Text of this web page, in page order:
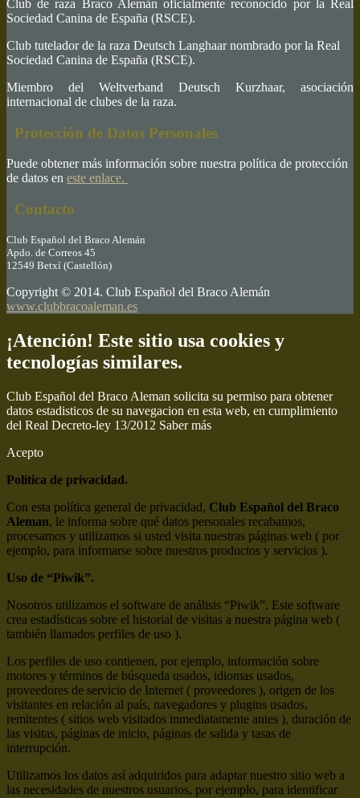
Club de raza Braco Alemán oficialmente reconocido por la Real
Sociedad Canina de España (RSCE).
Club tutelador de la raza Deutsch Langhaar nombrado por la Real
Sociedad Canina de España (RSCE).
Miembro del Weltverband Deutsch Kurzhaar, asociación
internacional de clubes de la raza.
Protección de Datos Personales
Puede obtener más información sobre nuestra política de protección
de datos en este enlace.
Contacto
Club Español del Braco Alemán
Apdo. de Correos 45
12549 Betxí (Castellón)
Copyright © 2014. Club Español del Braco Alemán
www.clubbracoaleman.es
¡Atención! Este sitio usa cookies y
tecnologías similares.
Club Español del Braco Aleman solicita su permiso para obtener
datos estadisticos de su navegacion en esta web, en cumplimiento
del Real Decreto-ley 13/2012 Saber más
Acepto
Política de privacidad.
Con esta política general de privacidad, Club Español del Braco
Aleman, le informa sobre qué datos personales recabamos,
procesamos y utilizamos si usted visita nuestras páginas web ( por
ejemplo, para informarse sobre nuestros productos y servicios ).
Uso de “Piwik”.
Nosotros utilizamos el software de análisis “Piwik”. Este software
crea estadísticas sobre el historial de visitas a nuestra página web (
también llamados perfiles de uso ).
Los perfiles de uso contienen, por ejemplo, información sobre
motores y términos de búsqueda usados, idiomas usados,
proveedores de servicio de Internet ( proveedores ), origen de los
visitantes en relación al país, navegadores y plugins usados,
remitentes ( sitios web visitados inmediatamente antes ), duración de
las visitas, páginas de inicio, páginas de salida y tasas de
interrupción.
Utilizamos los datos así adquiridos para adaptar nuestro sitio web a
las necesidades de nuestros usuarios, por ejemplo, para identificar